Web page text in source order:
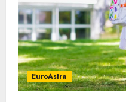
EuroAstra